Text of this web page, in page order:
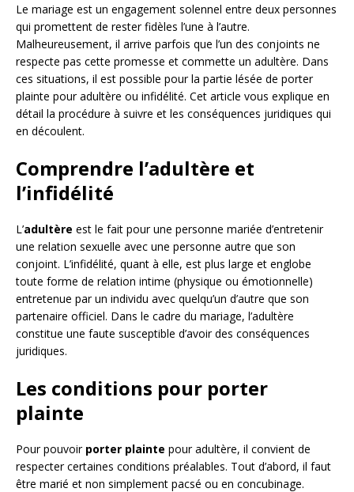
Le mariage est un engagement solennel entre deux personnes
qui promettent de rester fidèles l’une à l’autre.
Malheureusement, il arrive parfois que l’un des conjoints ne
respecte pas cette promesse et commette un adultère. Dans
ces situations, il est possible pour la partie lésée de porter
plainte pour adultère ou infidélité. Cet article vous explique en
détail la procédure à suivre et les conséquences juridiques qui
en découlent.
Comprendre l’adultère et
l’infidélité
L’adultère est le fait pour une personne mariée d’entretenir
une relation sexuelle avec une personne autre que son
conjoint. L’infidélité, quant à elle, est plus large et englobe
toute forme de relation intime (physique ou émotionnelle)
entretenue par un individu avec quelqu’un d’autre que son
partenaire officiel. Dans le cadre du mariage, l’adultère
constitue une faute susceptible d’avoir des conséquences
juridiques.
Les conditions pour porter
plainte
Pour pouvoir porter plainte pour adultère, il convient de
respecter certaines conditions préalables. Tout d’abord, il faut
être marié et non simplement pacsé ou en concubinage.